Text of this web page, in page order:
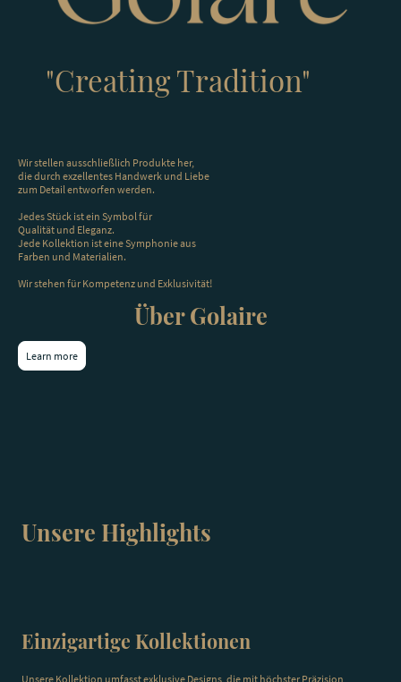
"Creating Tradition"
Wir stellen ausschließlich Produkte her,
die durch exzellentes Handwerk und Liebe
zum Detail entworfen werden.
Jedes Stück ist ein Symbol für
Qualität und Eleganz.
Jede Kollektion ist eine Symphonie aus
Farben und Materialien.
Wir stehen für Kompetenz und Exklusivität!
Über Golaire
Learn more
Unsere Highlights
Einzigartige Kollektionen
Unsere Kollektion umfasst exklusive Designs, die mit höchster Präzision